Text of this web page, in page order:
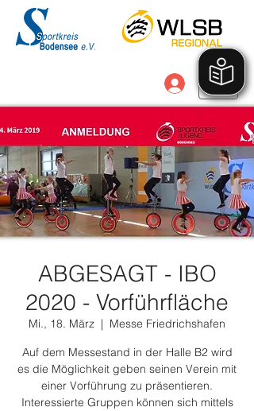
Anmelden
ABGESAGT - IBO
2020 - Vorführfläche
Mi., 18. März
  |
Messe Friedrichshafen
Auf dem Messestand in der Halle B2 wird
es die Möglichkeit geben seinen Verein mit
einer Vorführung zu präsentieren.
Interessierte Gruppen können sich mittels